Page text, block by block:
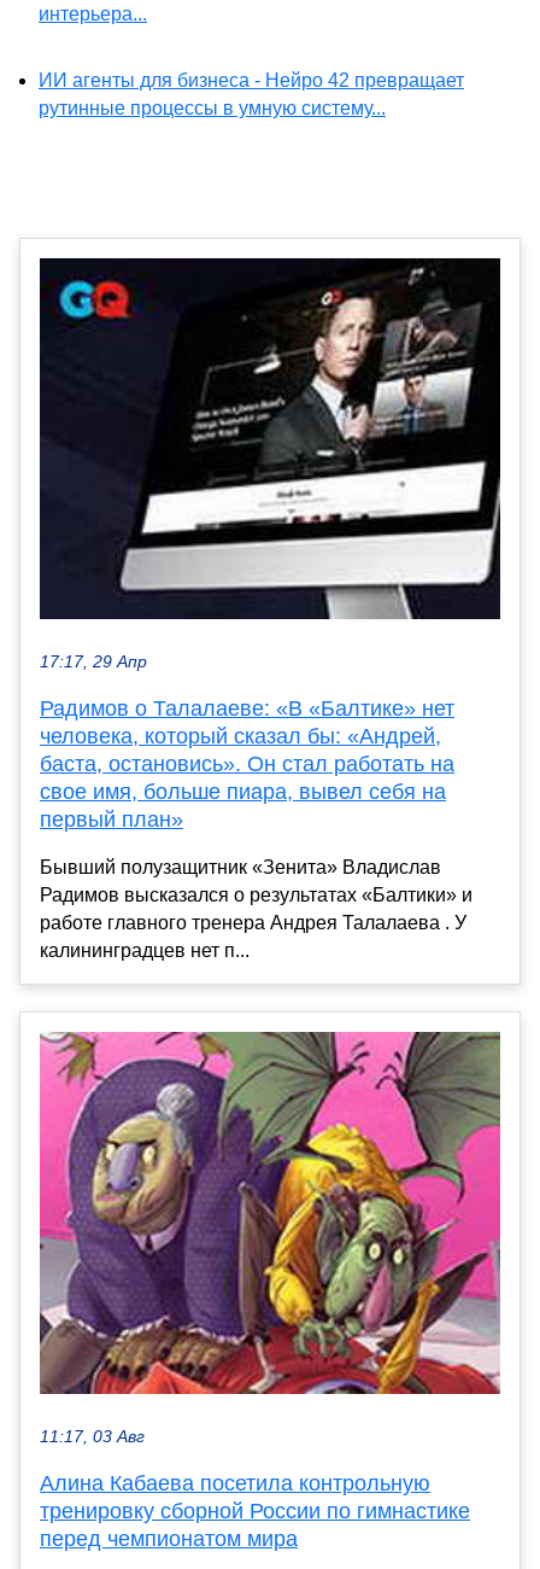
интерьера...
ИИ агенты для бизнеса - Нейро 42 превращает
рутинные процессы в умную систему...
17:17, 29 Апр
Радимов о Талалаеве: «В «Балтике» нет
человека, который сказал бы: «Андрей,
баста, остановись». Он стал работать на
свое имя, больше пиара, вывел себя на
первый план»
Бывший полузащитник «Зенита» Владислав
Радимов высказался о результатах «Балтики» и
работе главного тренера Андрея Талалаева . У
калининградцев нет п...
11:17, 03 Авг
Алина Кабаева посетила контрольную
тренировку сборной России по гимнастике
перед чемпионатом мира